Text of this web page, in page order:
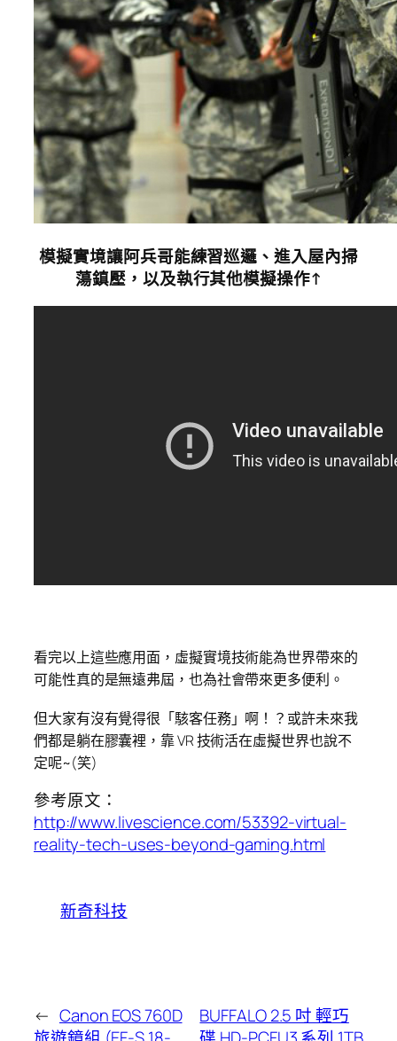
模擬實境讓阿兵哥能練習巡邏、進入屋內掃
蕩鎮壓，以及執行其他模擬操作↑
看完以上這些應用面，虛擬實境技術能為世界帶來的
可能性真的是無遠弗屆，也為社會帶來更多便利。
但大家有沒有覺得很「駭客任務」啊！？或許未來我
們都是躺在膠囊裡，靠 VR 技術活在虛擬世界也說不
定呢~(笑)
參考原文：
http://www.livescience.com/53392-virtual-
reality-tech-uses-beyond-gaming.html
新奇科技
← Canon EOS 760D
BUFFALO 2.5 吋 輕巧